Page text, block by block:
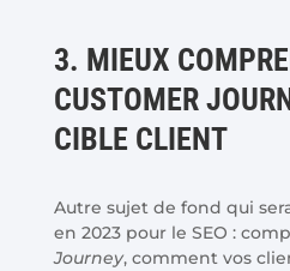
3. MIEUX
CUSTOMER
CIBLE CLIENT
Autre sujet de fond qui
en 2023 pour le SEO :
Journey, comment vos